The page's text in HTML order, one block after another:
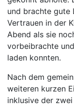
und brachte gute
Vertrauen in der
Abend als sie
vorbeibrachte
laden konnten.
Nach dem
weiteren kurzen
inklusive der